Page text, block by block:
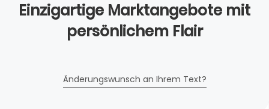
Einzigartige Marktangebote mit
persönlichem Flair
Änderungswunsch an Ihrem Text?